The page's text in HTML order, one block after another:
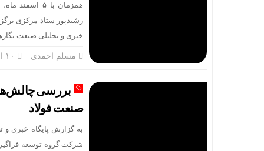
همزمان با
رشیدپور ستاد مرکزی
خبری و تحلیلی صنعت
مسلم احمدی
بررسی
صنعت فولاد
به گزارش پایگاه خبری و
شرکت گروه توسعه